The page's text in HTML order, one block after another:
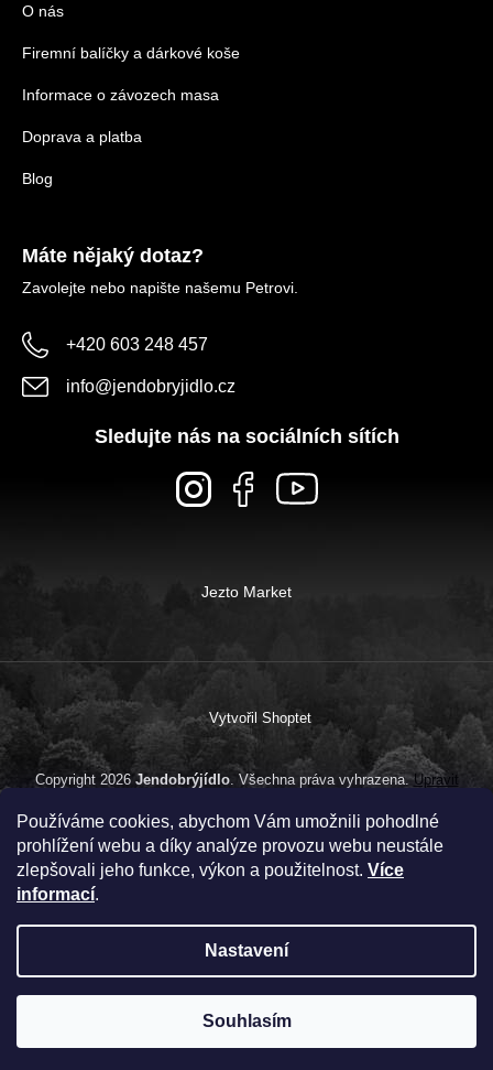
Používáme cookies, abychom Vám umožnili pohodlné
prohlížení webu a díky analýze provozu webu neustále
zlepšovali jeho funkce, výkon a použitelnost. Více
informací.
Nastavení
Souhlasím
O nás
Firemní balíčky a dárkové koše
Informace o závozech masa
Doprava a platba
Blog
Máte nějaký dotaz?
Zavolejte nebo napište našemu Petrovi.
+420 603 248 457
info@jendobryjidlo.cz
Sledujte nás na sociálních sítích
Jezto Market
Vytvořil Shoptet
Copyright 2026 Jendobrýjídlo. Všechna práva vyhrazena.Upravit